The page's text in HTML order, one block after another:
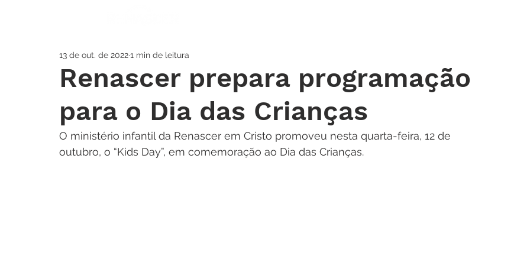
Renascer prepara programação
para o Dia das Crianças
13 de out. de 20221 min de leitura
O ministério infantil da Renascer em Cristo promoveu nesta quarta-feira, 12 de
outubro, o “Kids Day”, em comemoração ao Dia das Crianças.